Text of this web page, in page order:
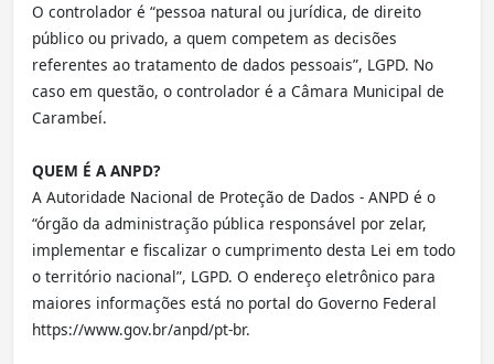
O controlador é “pessoa natural ou jurídica, de direito
público ou privado, a quem competem as decisões
referentes ao tratamento de dados pessoais”, LGPD. No
caso em questão, o controlador é a Câmara Municipal de
Carambeí.
QUEM É A ANPD?
A Autoridade Nacional de Proteção de Dados - ANPD é o
“órgão da administração pública responsável por zelar,
implementar e fiscalizar o cumprimento desta Lei em todo
o território nacional”, LGPD. O endereço eletrônico para
maiores informações está no portal do Governo Federal
https://www.gov.br/anpd/pt-br.